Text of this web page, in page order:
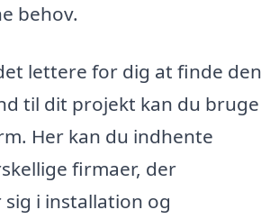
behov.
lettere for dig at finde den
til dit projekt kan du bruge
Her kan du indhente
firmaer, der
sig i installation og